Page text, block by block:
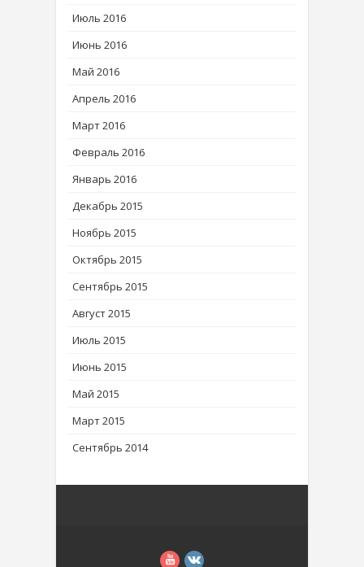
Июль 2016
Июнь 2016
Май 2016
Апрель 2016
Март 2016
Февраль 2016
Январь 2016
Декабрь 2015
Ноябрь 2015
Октябрь 2015
Сентябрь 2015
Август 2015
Июль 2015
Июнь 2015
Май 2015
Март 2015
Сентябрь 2014